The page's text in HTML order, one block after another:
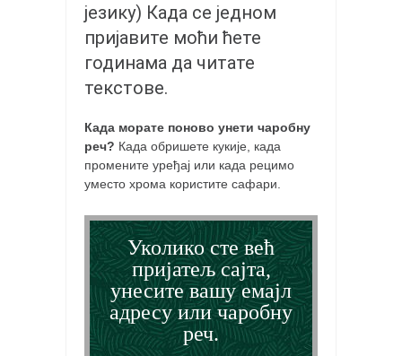
бубиши
карате
кихон
кушанку
пасаи
темашивари
нунчаку
бо
тонфа
саи
језику) Када се једном
пријавите моћи ћете
годинама да читате
текстове.
Када морате поново унети чаробну
реч? Када обришете кукије, када
промените уређај или када рецимо
уместо хрома користите сафари.
Уколико сте већ
пријатељ сајта,
унесите вашу емајл
адресу или чаробну
реч.